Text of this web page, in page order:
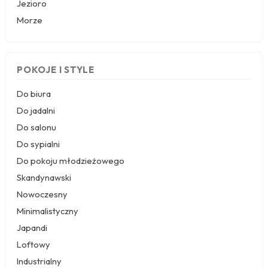
kompozycję. To częsty wybór do sypialni i
wspomnienia z wędrówek i trekkingu, idealnie
klasycznego. Wprowadza do wnętrza wzniosłość
i poczucie przestrzeni.
światła przebijających się przez korony drzew. To
ukłon w stronęfototapety przyroda
aranżacjach, podkreślając wyciszający charakter
wnętrza.
Nowoczesne góry w odcieniach szarości
geometryczne, uproszczone formy skalnych grani
w stonowanej palecie. Idealne dla fanów
fototapety góry minimalistyczne
Jezioro
Morze
POKOJE I STYLE
Do biura
Do jadalni
Do salonu
Do sypialni
Do pokoju młodzieżowego
Skandynawski
Nowoczesny
Minimalistyczny
Japandi
Loftowy
Industrialny